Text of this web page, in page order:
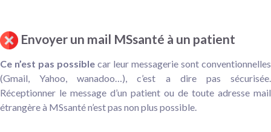
Envoyer un mail MSsanté à un patient
Ce n’est pas possible car leur messagerie sont conventionnelles
(Gmail, Yahoo, wanadoo…), c’est a dire pas sécurisée.
Réceptionner le message d’un patient ou de toute adresse mail
étrangère à MSsanté n’est pas non plus possible.